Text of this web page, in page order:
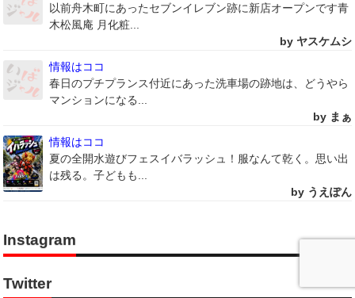
以前舟木町にあったセブンイレブン跡に新店オープンです青
木松風庵 月化粧...
by ヤスケムシ
情報はココ
春日のプチプランス付近にあった洗車場の跡地は、どうやら
マンションになる...
by まぁ
情報はココ
夏の全開水遊びフェスイバラッシュ！服なんて乾く。思い出
は残る。子どもも...
by うえぽん
Instagram
Twitter